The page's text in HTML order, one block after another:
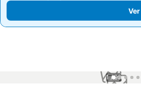
1 / 99